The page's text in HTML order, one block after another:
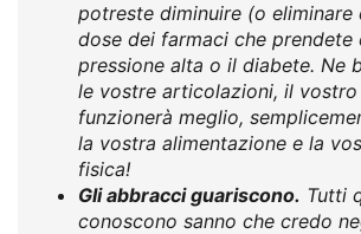
potreste diminuire (o
dose dei farmaci che prendete
pressione alta o il diabete. Ne
le vostre articolazioni, il
funzionerà meglio,
la vostra alimentazione e la
fisica!
Gli abbracci guariscono. Tutti
conoscono sanno che credo